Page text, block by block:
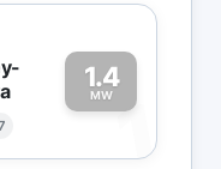
1.4
MW1